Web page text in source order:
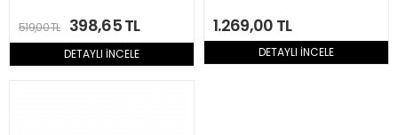
519,00 TL 398,65 TL
DETAYLI İNCELE
1.269,00 TL
DETAYLI İNCELE